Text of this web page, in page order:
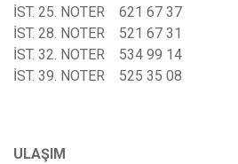
İST. 25. NOTER 621 67 37
İST. 28. NOTER 521 67 31
İST. 32. NOTER 534 99 14
İST. 39. NOTER 525 35 08
ULAŞIM